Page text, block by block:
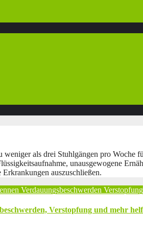
als drei Stuhlgängen pro
unausgewogene
auszuschließen.
Verdauungsbeschwerden Verstopfung
Verstopfung und mehr